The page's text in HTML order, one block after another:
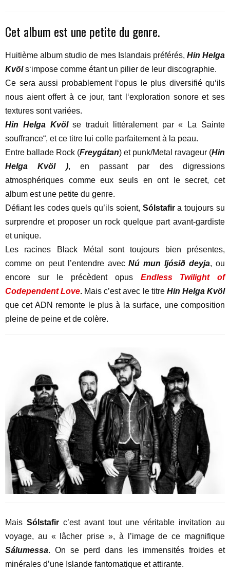
Cet album est une petite du genre.
Huitième album studio de mes Islandais préférés, Hin Helga
Kvöls‘impose comme étant un pilier de leur discographie.
Ce sera aussi probablement l‘opus le plus diversifié qu‘ils
nous aient offert à ce jour, tant l‘exploration sonore et ses
textures sont variées.
Hin Helga Kvölse traduit littéralement par « La Sainte
souffrance“, et ce titre lui colle parfaitement à la peau.
Entre ballade Rock (Freygátan) et punk/Metal ravageur (Hin
Helga Kvöl ), en passant par des digressions
atmosphériques comme eux seuls en ont le secret, cet
album est une petite du genre.
Défiant les codes quels qu’ils soient, Sólstafira toujours su
surprendre et proposer un rock quelque part avant-gardiste
et unique.
Les racines Black Métal sont toujours bien présentes,
comme on peut l’entendre avecNú mun ljósið deyja, ou
encore sur le précèdent opus Endless Twilight of
Codependent Love. Mais c’est avec le titre Hin Helga Kvöl
que cet ADN remonte le plus à la surface, une composition
pleine de peine et de colère.
Mais Sólstafir c’est avant tout une véritable invitation au
voyage, au « lâcher prise », à l’image de ce magnifique
Sálumessa. On se perd dans les immensités froides et
minérales d’une Islande fantomatique et attirante.